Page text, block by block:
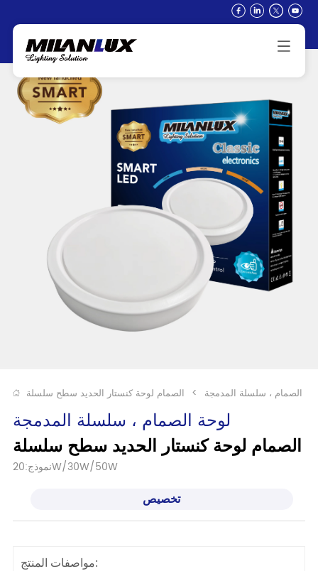
الصمام ، سلسلة المدمجة > الصمام لوحة كنستار الحديد سطح سلسلة
لوحة الصمام ، سلسلة المدمجة
الصمام لوحة كنستار الحديد سطح سلسلة
نموذج:20W/30W/50W
تخصيص
مواصفات المنتج: